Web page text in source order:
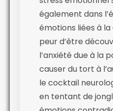
également dans
émotions liées à
peur d’être
l’anxiété due à la
causer du tort à
le cocktail
en tentant de